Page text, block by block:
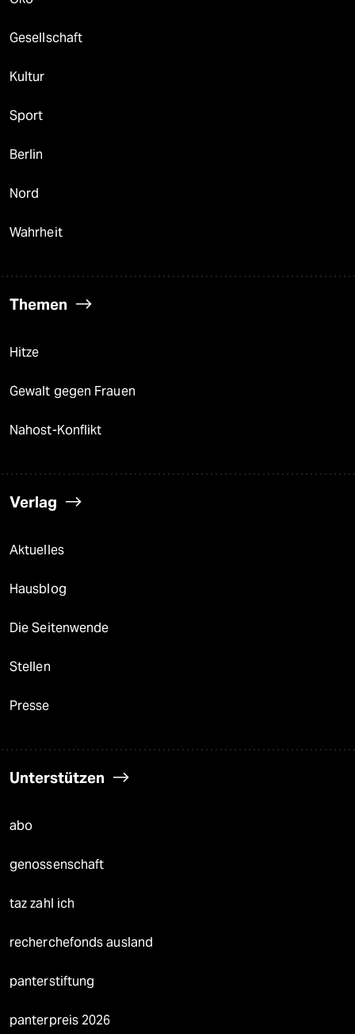
Gesellschaft
Kultur
Sport
Berlin
Nord
Wahrheit
Themen
Hitze
Gewalt gegen Frauen
Nahost-Konflikt
Verlag
Aktuelles
Hausblog
Die Seitenwende
Stellen
Presse
Unterstützen
abo
genossenschaft
taz zahl ich
recherchefonds ausland
panterstiftung
panterpreis 2026